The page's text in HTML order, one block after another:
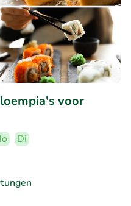
voor
Di